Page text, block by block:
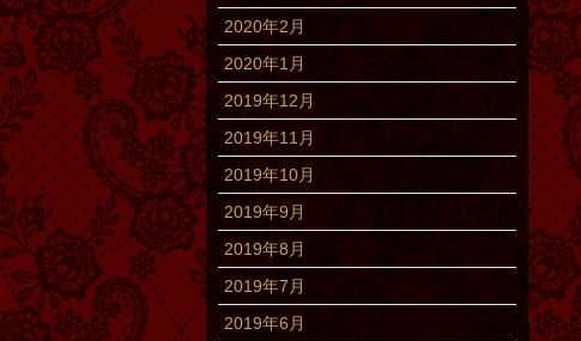
2020年2月
2020年1月
2019年12月
2019年11月
2019年10月
2019年9月
2019年8月
2019年7月
2019年6月